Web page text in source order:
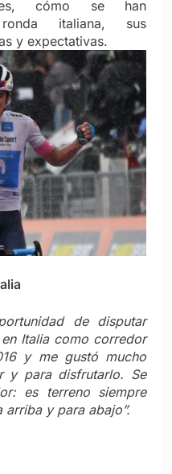
cómo se han
italiana, sus
y expectativas.
de disputar
Italia como corredor
y me gustó mucho
y para disfrutarlo. Se
es terreno siempre
y para abajo”.